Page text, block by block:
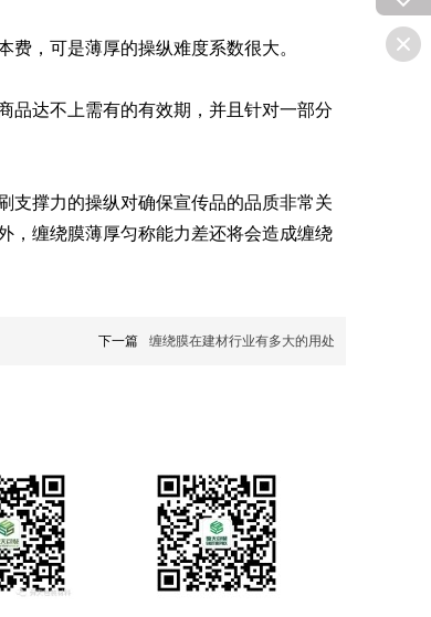
，可是薄厚的操纵难度系数很大。
品达不上需有的有效期，并且针对一部分
支撑力的操纵对确保宣传品的品质非常关
，缠绕膜薄厚匀称能力差还将会造成缠绕
下一篇 缠绕膜在建材行业有多大的用处